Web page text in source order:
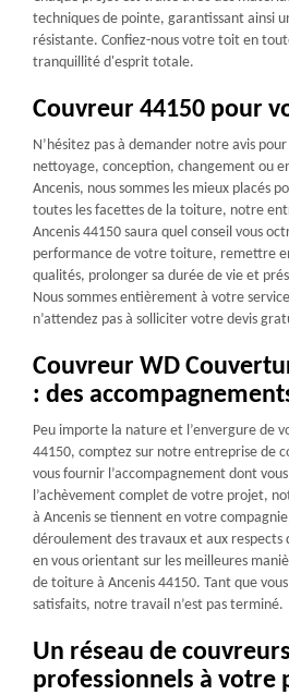
techniques de pointe, garantissant ainsi
résistante. Confiez-nous votre toit en
tranquillité d'esprit totale.
Couvreur 44150 pour
N’hésitez pas à demander notre avis
nettoyage, conception, changement ou
Ancenis, nous sommes les mieux placés
toutes les facettes de la toiture, notre
Ancenis 44150 saura quel conseil vous
performance de votre toiture, remettre
qualités, prolonger sa durée de vie et
Nous sommes entièrement à votre
n’attendez pas à solliciter votre devis
Couvreur WD
: des
Peu importe la nature et l’envergure de
44150, comptez sur notre entreprise de
vous fournir l’accompagnement dont
l’achèvement complet de votre projet,
à Ancenis se tiennent en votre
déroulement des travaux et aux respects
en vous orientant sur les meilleures
de toiture à Ancenis 44150. Tant que
satisfaits, notre travail n’est pas terminé.
Un réseau de couvreurs
professionnels à votre